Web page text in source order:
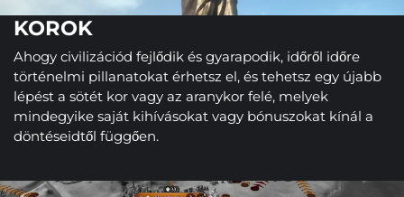
KOROK
Ahogy civilizációd fejlődik és gyarapodik, időről időre
történelmi pillanatokat érhetsz el, és tehetsz egy újabb
lépést a sötét kor vagy az aranykor felé, melyek
mindegyike saját kihívásokat vagy bónuszokat kínál a
döntéseidtől függően.